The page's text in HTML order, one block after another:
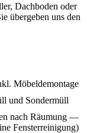
Dachboden oder
übergeben uns den
Möbeldemontage
und Sondermüll
nach Räumung —
Fensterreinigung)